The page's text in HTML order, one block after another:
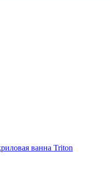
ванна Triton